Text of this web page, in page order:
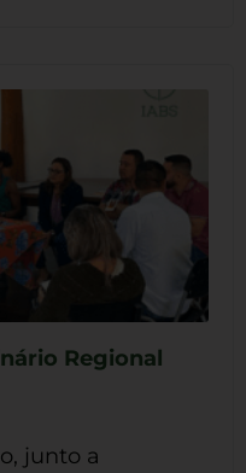
Regional
junto a